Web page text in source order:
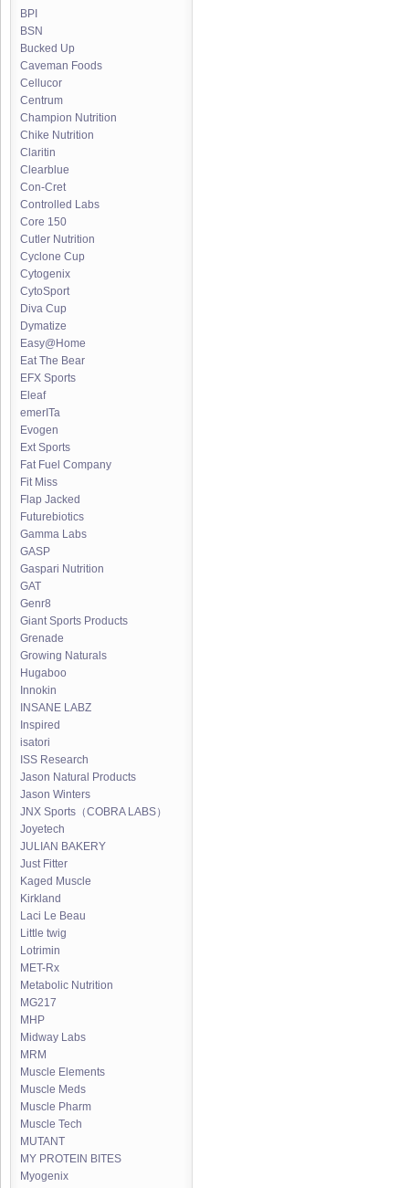
BPI
BSN
Bucked Up
Caveman Foods
Cellucor
Centrum
Champion Nutrition
Chike Nutrition
Claritin
Clearblue
Con-Cret
Controlled Labs
Core 150
Cutler Nutrition
Cyclone Cup
Cytogenix
CytoSport
Diva Cup
Dymatize
Easy@Home
Eat The Bear
EFX Sports
Eleaf
emerITa
Evogen
Ext Sports
Fat Fuel Company
Fit Miss
Flap Jacked
Futurebiotics
Gamma Labs
GASP
Gaspari Nutrition
GAT
Genr8
Giant Sports Products
Grenade
Growing Naturals
Hugaboo
Innokin
INSANE LABZ
Inspired
isatori
ISS Research
Jason Natural Products
Jason Winters
JNX Sports（COBRA LABS）
Joyetech
JULIAN BAKERY
Just Fitter
Kaged Muscle
Kirkland
Laci Le Beau
Little twig
Lotrimin
MET-Rx
Metabolic Nutrition
MG217
MHP
Midway Labs
MRM
Muscle Elements
Muscle Meds
Muscle Pharm
Muscle Tech
MUTANT
MY PROTEIN BITES
Myogenix